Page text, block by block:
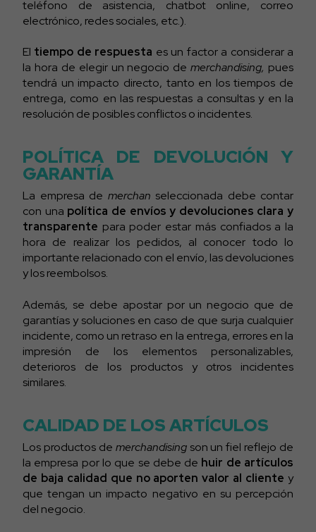
teléfono de asistencia, chatbot online, correo
electrónico, redes sociales, etc.).
El tiempo de respuesta es un factor a considerar a
la hora de elegir un negocio demerchandising, pues
tendrá un impacto directo, tanto en los tiempos de
entrega, como en las respuestas a consultas y en la
resolución de posibles conflictos o incidentes.
POLÍTICA DE DEVOLUCIÓN Y
GARANTÍA
La empresa de merchan seleccionada debe contar
con una política de envíos y devoluciones clara y
transparente para poder estar más confiados a la
hora de realizar los pedidos, al conocer todo lo
importante relacionado con el envío, las devoluciones
y los reembolsos.
Además, se debe apostar por un negocio que de
garantías y soluciones en caso de que surja cualquier
incidente, como un retraso en la entrega, errores en la
impresión de los elementos personalizables,
deterioros de los productos y otros incidentes
similares.
CALIDAD DE LOS ARTÍCULOS
Los productos de merchandisingson un fiel reflejo de
la empresa por lo que se debe de huir de artículos
de baja calidad que no aporten valor al cliente y
que tengan un impacto negativo en su percepción
del negocio.